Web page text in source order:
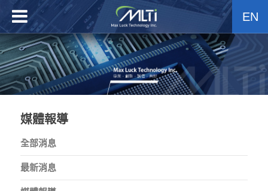
EN
媒體報導
全部消息
最新消息